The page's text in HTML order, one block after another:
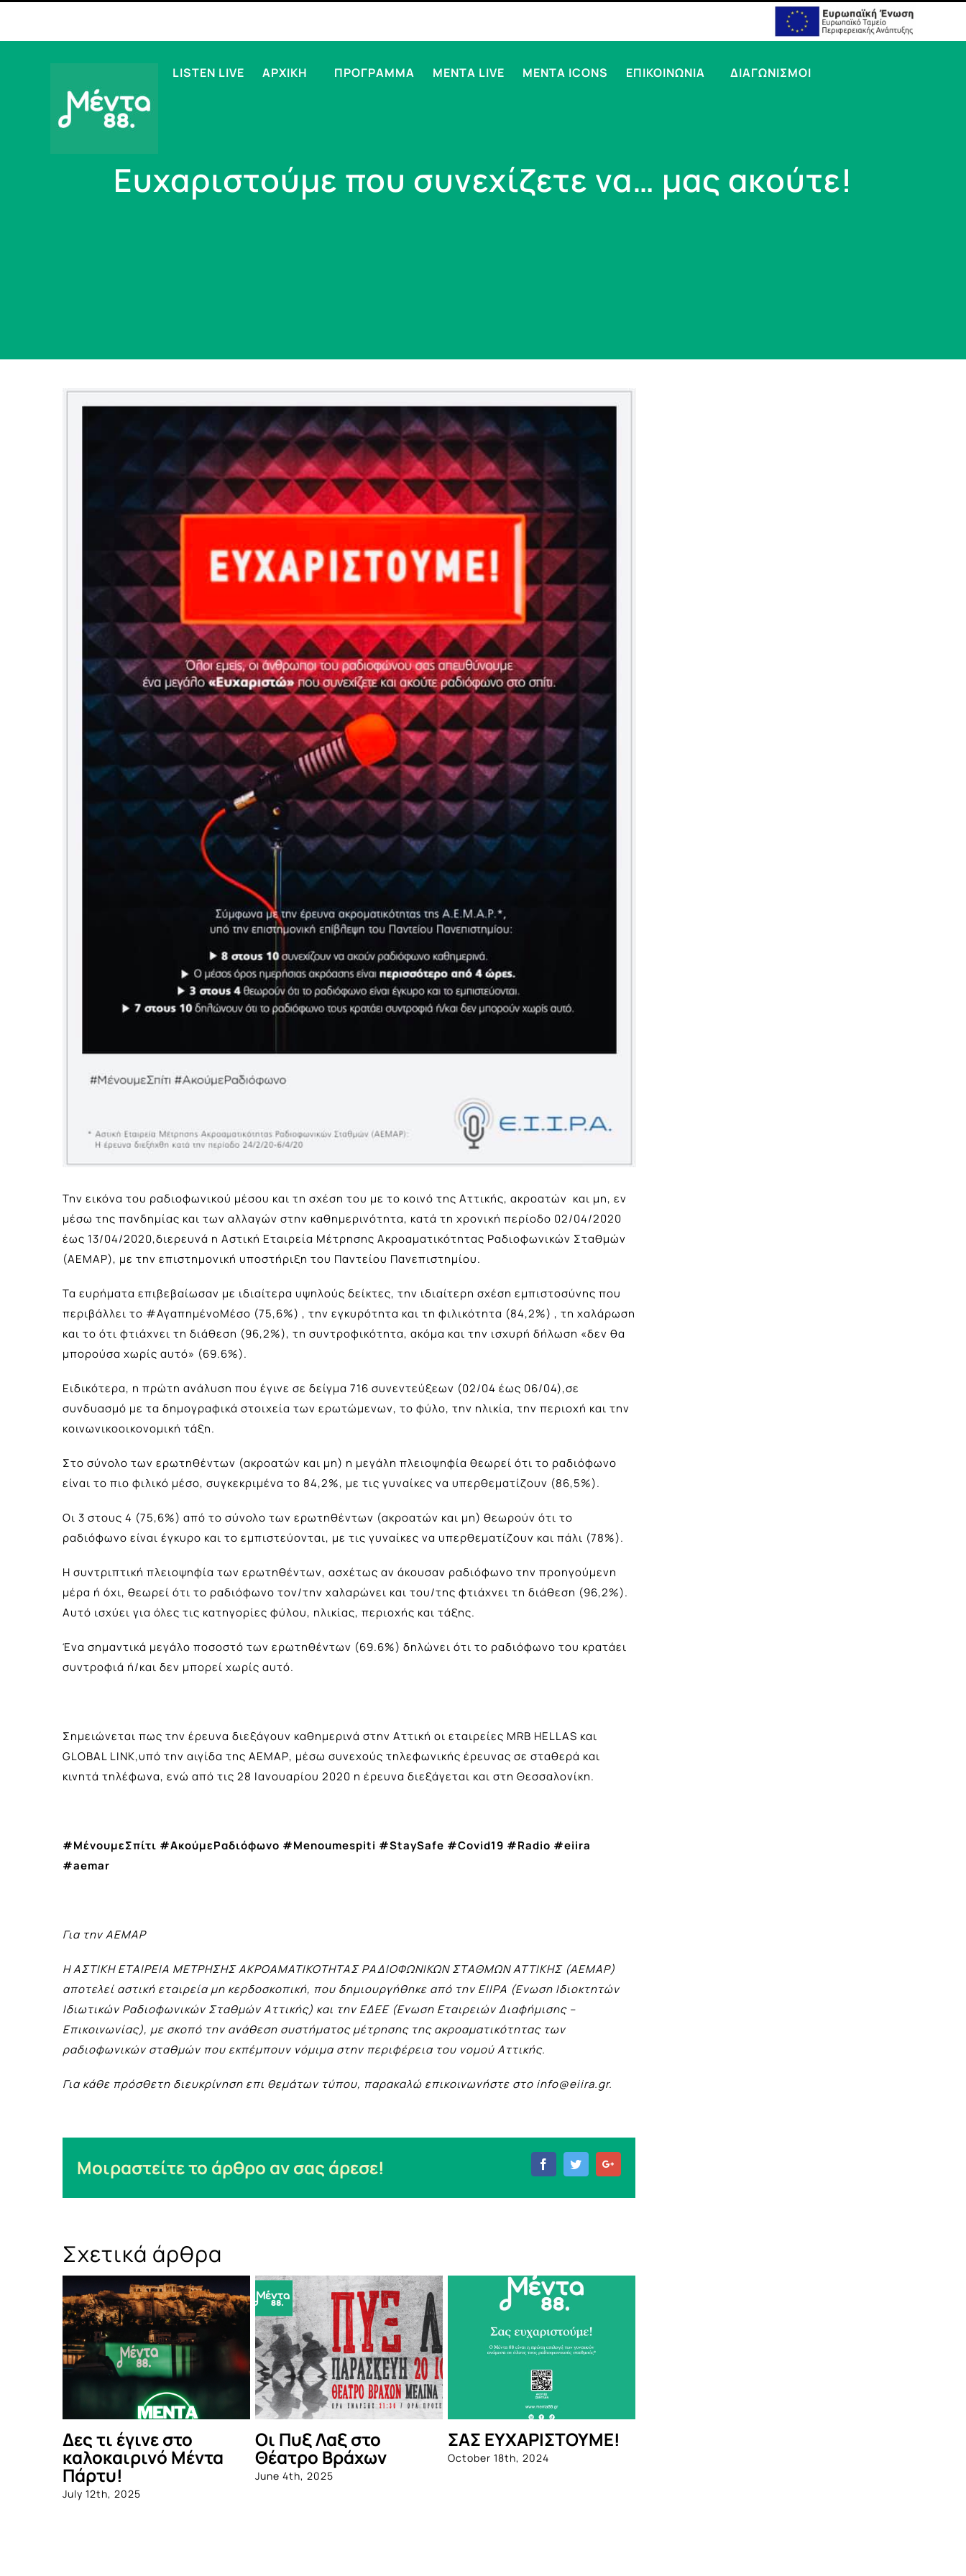
LISTEN LIVE ΑΡΧΙΚΗ ΠΡΟΓΡΑΜΜΑ MENTA LIVE MENTA ICONS ΕΠΙΚΟΙΝΩΝΙΑ ΔΙΑΓΩΝΙΣΜΟΙ
Ευχαριστούμε που συνεχίζετε να… μας ακούτε!
View
Την εικόνα του ραδιοφωνικού μέσου και τη σχέση του με το κοινό της Αττικής, ακροατών και μη, εν
μέσω της πανδημίας και των αλλαγών στην καθημερινότητα, κατά τη χρονική περίοδο 02/04/2020
έως 13/04/2020,διερευνά η Αστική Εταιρεία Μέτρησης Ακροαματικότητας Ραδιοφωνικών Σταθμών
(ΑΕΜΑΡ), με την επιστημονική υποστήριξη του Παντείου Πανεπιστημίου.
Τα ευρήματα επιβεβαίωσαν με ιδιαίτερα υψηλούς δείκτες, την ιδιαίτερη σχέση εμπιστοσύνης που
περιβάλλει το #ΑγαπημένοΜέσο (75,6%) , την εγκυρότητα και τη φιλικότητα (84,2%) , τη χαλάρωση
και το ότι φτιάχνει τη διάθεση (96,2%), τη συντροφικότητα, ακόμα και την ισχυρή δήλωση «δεν θα
μπορούσα χωρίς αυτό» (69.6%).
Ειδικότερα, η πρώτη ανάλυση που έγινε σε δείγμα 716 συνεντεύξεων (02/04 έως 06/04),σε
συνδυασμό με τα δημογραφικά στοιχεία των ερωτώμενων, το φύλο, την ηλικία, την περιοχή και την
κοινωνικοοικονομική τάξη.
Στο σύνολο των ερωτηθέντων (ακροατών και μη) η μεγάλη πλειοψηφία θεωρεί ότι το ραδιόφωνο
είναι το πιο φιλικό μέσο, συγκεκριμένα το 84,2%, με τις γυναίκες να υπερθεματίζουν (86,5%).
Οι 3 στους 4 (75,6%) από το σύνολο των ερωτηθέντων (ακροατών και μη) θεωρούν ότι το
ραδιόφωνο είναι έγκυρο και το εμπιστεύονται, με τις γυναίκες να υπερθεματίζουν και πάλι (78%).
Η συντριπτική πλειοψηφία των ερωτηθέντων, ασχέτως αν άκουσαν ραδιόφωνο την προηγούμενη
μέρα ή όχι, θεωρεί ότι το ραδιόφωνο τον/την χαλαρώνει και του/της φτιάχνει τη διάθεση (96,2%).
Αυτό ισχύει για όλες τις κατηγορίες φύλου, ηλικίας, περιοχής και τάξης.
Ένα σημαντικά μεγάλο ποσοστό των ερωτηθέντων (69.6%) δηλώνει ότι το ραδιόφωνο του κρατάει
συντροφιά ή/και δεν μπορεί χωρίς αυτό.
Σημειώνεται πως την έρευνα διεξάγουν καθημερινά στην Αττική οι εταιρείες MRB HELLAS και
GLOBAL LINK,υπό την αιγίδα της ΑΕΜΑΡ, μέσω συνεχούς τηλεφωνικής έρευνας σε σταθερά και
κινητά τηλέφωνα, ενώ από τις 28 Ιανουαρίου 2020 η έρευνα διεξάγεται και στη Θεσσαλονίκη.
#ΜένουμεΣπίτι #ΑκούμεΡαδιόφωνο #Menoumespiti #StaySafe #Covid19 #Radio #eiira
#aemar
Για την ΑΕΜΑΡ
Η ΑΣΤΙΚΗ ΕΤΑΙΡΕΙΑ ΜΕΤΡΗΣΗΣ ΑΚΡΟΑΜΑΤΙΚΟΤΗΤΑΣ ΡΑΔΙΟΦΩΝΙΚΩΝ ΣΤΑΘΜΩΝ ΑΤΤΙΚΗΣ (ΑΕΜΑΡ)
αποτελεί αστική εταιρεία μη κερδοσκοπική, που δημιουργήθηκε από την ΕΙΙΡΑ (Eνωση Ιδιοκτητών
Ιδιωτικών Ραδιοφωνικών Σταθμών Αττικής) και την ΕΔΕΕ (Eνωση Εταιρειών Διαφήμισης –
Επικοινωνίας), με σκοπό την ανάθεση συστήματος μέτρησης της ακροαματικότητας των
ραδιοφωνικών σταθμών που εκπέμπουν νόμιμα στην περιφέρεια του νομού Αττικής.
Για κάθε πρόσθετη διευκρίνηση επι θεμάτων τύπου, παρακαλώ επικοινωνήστε στο info@eiira.gr.
Μοιραστείτε το άρθρο αν σας άρεσε! FacebookTwitter
Σχετικά άρθρα
Οι Πυξ Λαξ στο
Θέατρο Βράχων
June 4th, 2025
ΣΑΣ ΕΥΧΑΡΙΣΤΟΥΜΕ!
October 18th, 2024
BIOTIX: Η 1η
ολοκληρωμένη σειρά
To Nikki Beach Resort